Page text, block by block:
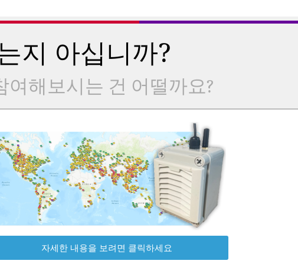
지 아십니까?
해보시는 건 어떨까요?
자세한 내용을 보려면 클릭하세요